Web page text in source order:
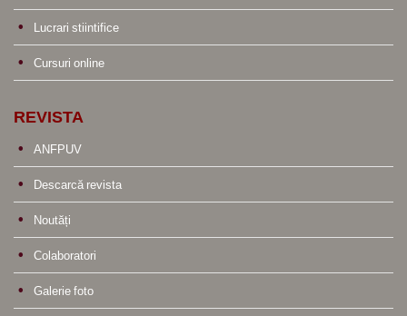
Lucrari stiintifice
Cursuri online
REVISTA
ANFPUV
Descarcă revista
Noutăți
Colaboratori
Galerie foto